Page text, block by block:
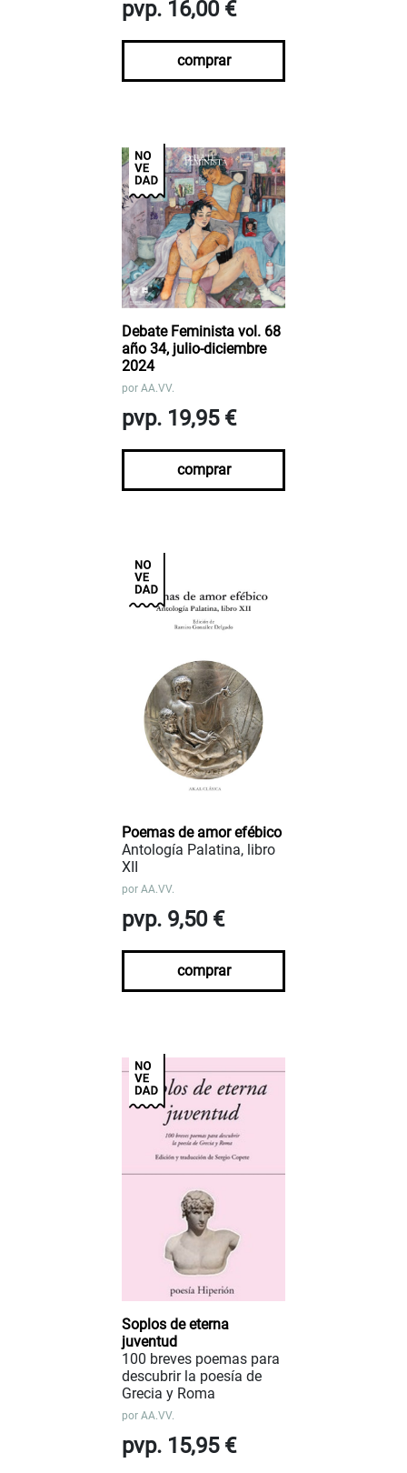
pvp. 16,00 €
comprar
Debate Feminista vol. 68
año 34, julio-diciembre
2024
por AA.VV.
pvp. 19,95 €
comprar
Poemas de amor efébico
Antología Palatina, libro
XII
por AA.VV.
pvp. 9,50 €
comprar
Soplos de eterna
juventud
100 breves poemas para
descubrir la poesía de
Grecia y Roma
por AA.VV.
pvp. 15,95 €